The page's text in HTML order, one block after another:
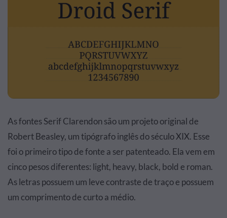
As fontes Serif Clarendon são um projeto original de
Robert Beasley, um tipógrafo inglês do século XIX. Esse
foi o primeiro tipo de fonte a ser patenteado. Ela vem em
cinco pesos diferentes: light, heavy, black, bold e roman.
As letras possuem um leve contraste de traço e possuem
um comprimento de curto a médio.